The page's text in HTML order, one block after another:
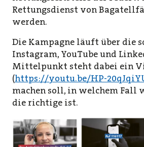
Rettungsdienst von
werden.
Die Kampagne läuft über die
Instagram, YouTube und
Mittelpunkt steht dabei ein
(https://youtu.be/HP-
machen soll, in welchem Fall
die richtige ist.